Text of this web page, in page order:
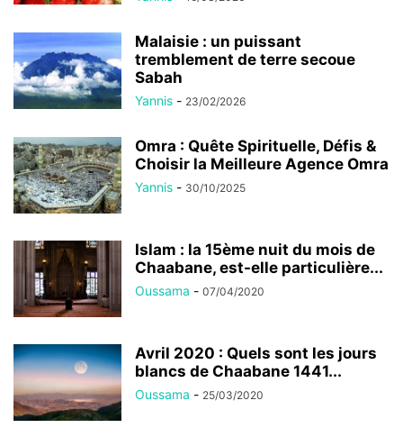
Malaisie : un puissant
tremblement de terre secoue
Sabah
Yannis - 23/02/2026
Omra : Quête Spirituelle, Défis &
Choisir la Meilleure Agence Omra
Yannis - 30/10/2025
Islam : la 15ème nuit du mois de
Chaabane, est-elle particulière...
Oussama - 07/04/2020
Avril 2020 : Quels sont les jours
blancs de Chaabane 1441...
Oussama - 25/03/2020